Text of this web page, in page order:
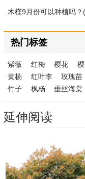
木槿9月份可以种植吗？
热门标签
紫薇 红梅 樱花
黄杨
红叶李 玫瑰苗
竹子
枫杨 垂丝海棠
延伸阅读